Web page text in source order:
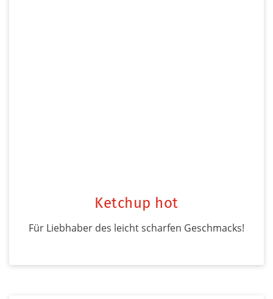
Ketchup hot
Für Liebhaber des leicht scharfen Geschmacks!